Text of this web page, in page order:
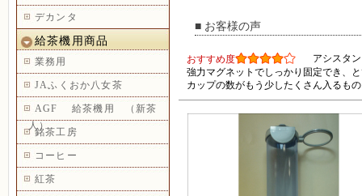
デカンタ
給茶機用商品
業務用
JAふくおか八女茶
AGF 給茶機用 （新茶
人）
銘茶工房
コーヒー
紅茶
■ お客様の声
おすすめ度
アシスタ
強力マグネットでしっかり固定でき、
カップの数がもう少したくさん入るも